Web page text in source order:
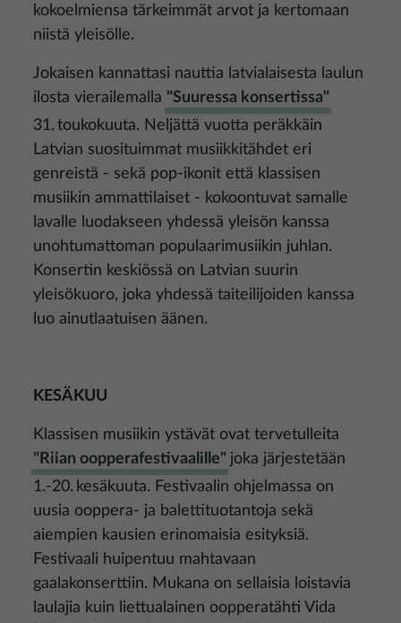
kokoelmiensa tärkeimmät arvot ja kertomaan
niistä yleisölle.
Jokaisen kannattasi nauttia latvialaisesta laulun
ilosta vierailemalla "Suuressa konsertissa"
31. toukokuuta. Neljättä vuotta peräkkäin
Latvian suosituimmat musiikkitähdet eri
genreistä - sekä pop-ikonit että klassisen
musiikin ammattilaiset - kokoontuvat samalle
lavalle luodakseen yhdessä yleisön kanssa
unohtumattoman populaarimusiikin juhlan.
Konsertin keskiössä on Latvian suurin
yleisökuoro, joka yhdessä taiteilijoiden kanssa
luo ainutlaatuisen äänen.
KESÄKUU
Klassisen musiikin ystävät ovat tervetulleita
"Riian oopperafestivaalille" joka järjestetään
1.-20. kesäkuuta. Festivaalin ohjelmassa on
uusia ooppera- ja balettituotantoja sekä
aiempien kausien erinomaisia esityksiä.
Festivaali huipentuu mahtavaan
gaalakonserttiin. Mukana on sellaisia loistavia
laulajia kuin liettualainen oopperatähti Vida